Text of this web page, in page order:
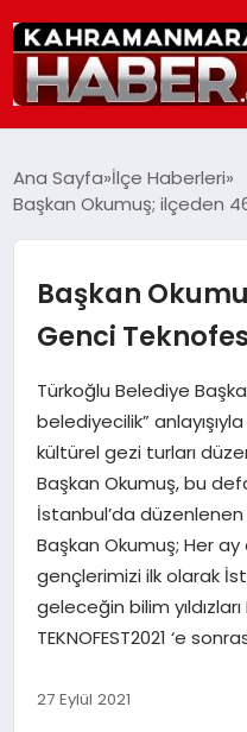
SIYASET
EĞITIM
EKONOMI
SAĞLIK
GENEL
SPOR
İLÇE HABERLERI
DÜNYA
İLETIŞIM
Ana Sayfa İlçe Haberleri
Başkan Okumuş; ilçeden
Başkan
Genci
Türkoğlu Belediye
belediyecilik”
kültürel gezi turları
Başkan Okumuş, bu
İstanbul’da
Başkan Okumuş; Her
gençlerimizi ilk olarak
geleceğin bilim
TEKNOFEST2021 ‘e
27 Eylül 2021